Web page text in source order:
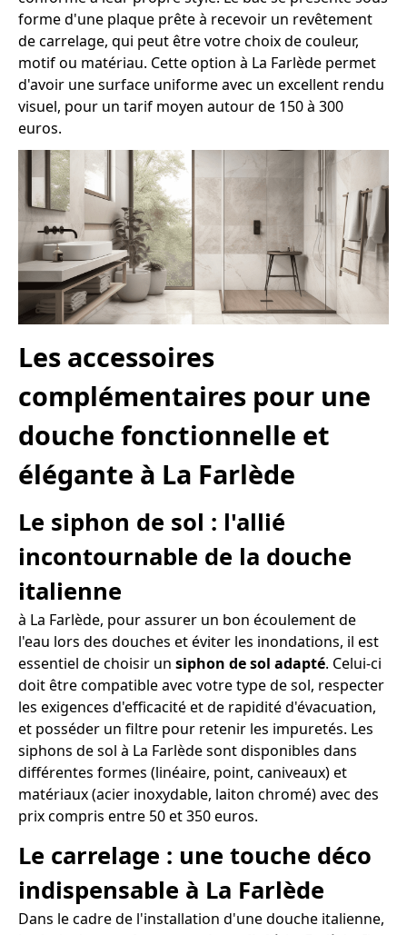
forme d'une plaque prête à recevoir un revêtement
de carrelage, qui peut être votre choix de couleur,
motif ou matériau. Cette option à La Farlède permet
d'avoir une surface uniforme avec un excellent rendu
visuel, pour un tarif moyen autour de 150 à 300
euros.
Les accessoires
complémentaires pour une
douche fonctionnelle et
élégante à La Farlède
Le siphon de sol : l'allié
incontournable de la douche
italienne
à La Farlède, pour assurer un bon écoulement de
l'eau lors des douches et éviter les inondations, il est
essentiel de choisir un siphon de sol adapté. Celui-ci
doit être compatible avec votre type de sol, respecter
les exigences d'efficacité et de rapidité d'évacuation,
et posséder un filtre pour retenir les impuretés. Les
siphons de sol à La Farlède sont disponibles dans
différentes formes (linéaire, point, caniveaux) et
matériaux (acier inoxydable, laiton chromé) avec des
prix compris entre 50 et 350 euros.
Le carrelage : une touche déco
indispensable à La Farlède
Dans le cadre de l'installation d'une douche italienne,